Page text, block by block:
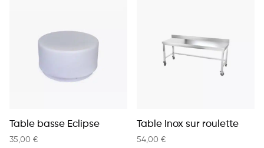
Table basse Eclipse
35,00 €
Table Inox sur roulette
54,00 €